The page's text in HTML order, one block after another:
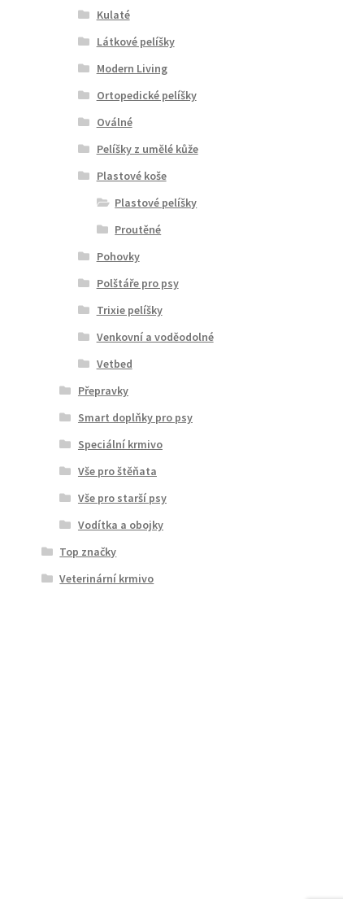
Kulaté
Látkové pelíšky
Modern Living
Ortopedické pelíšky
Oválné
Pelíšky z umělé kůže
Plastové koše
Plastové pelíšky
Proutěné
Pohovky
Polštáře pro psy
Trixie pelíšky
Venkovní a voděodolné
Vetbed
Přepravky
Smart doplňky pro psy
Speciální krmivo
Vše pro štěňata
Vše pro starší psy
Vodítka a obojky
Top značky
Veterinární krmivo